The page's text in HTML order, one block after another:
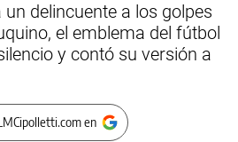
delincuente a los golpes
el emblema del fútbol
y contó su versión a
en